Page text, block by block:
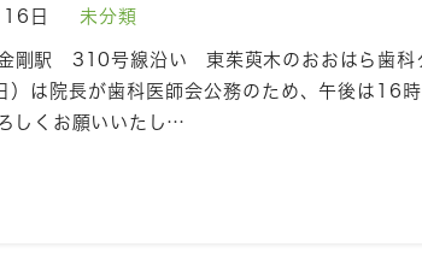
日 未分類
剛駅 310号線沿い 東茱萸木のおおはら歯科
）は院長が歯科医師会公務のため、午後は16
しくお願いいたし…